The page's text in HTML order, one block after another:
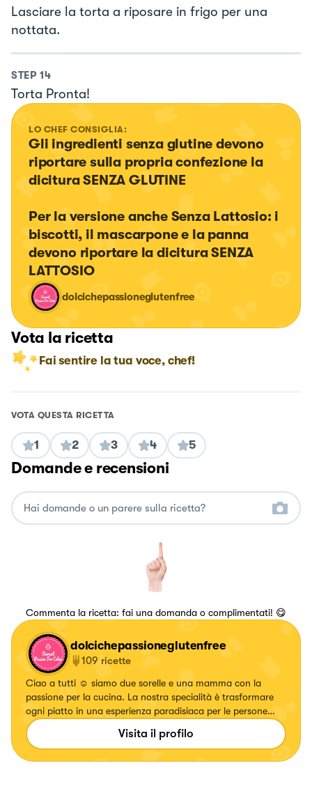
Lasciare la torta a riposare in frigo per una
nottata.
STEP 14
Torta Pronta!
LO CHEF CONSIGLIA:
Gli ingredienti senza glutine devono
riportare sulla propria confezione la
dicitura SENZA GLUTINE
Per la versione anche Senza Lattosio: i
biscotti, il mascarpone e la panna
devono riportare la dicitura SENZA
LATTOSIO
dolcichepassioneglutenfree
Vota la ricetta
Fai sentire la tua voce, chef!
VOTA QUESTA RICETTA
1 2 3 4 5
Domande e recensioni
Commenta la ricetta: fai una domanda o complimentati! 😋
dolcichepassioneglutenfree
109 ricette
Ciao a tutti ☺️ siamo due sorelle e una mamma con la
passione per la cucina. La nostra specialità è trasformare
ogni piatto in una esperienza paradisiaca per le persone
intolleranti o allergici al glutine.
Visita il profilo